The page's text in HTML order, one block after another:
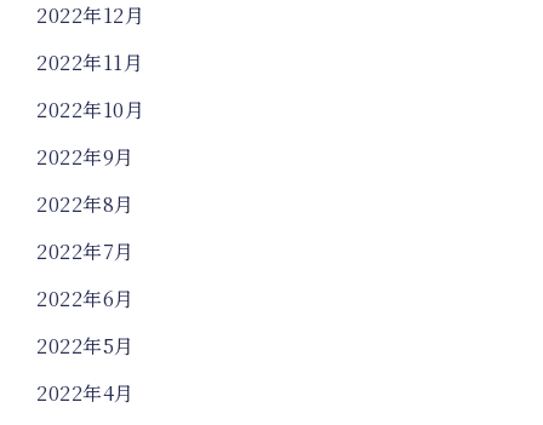
2022年12月
2022年11月
2022年10月
2022年9月
2022年8月
2022年7月
2022年6月
2022年5月
2022年4月